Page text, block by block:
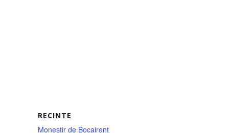
RECINTE
Monestir de Bocairent